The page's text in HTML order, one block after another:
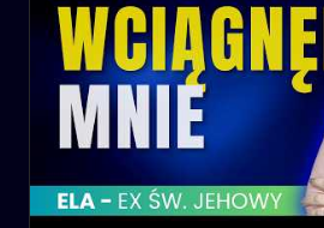
nie doceniamy. #neurologia
#intuicja #rozwój #osobisty
#nauka